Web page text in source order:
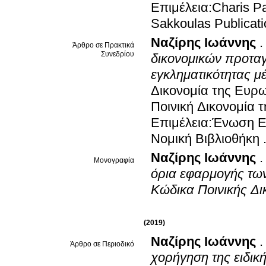
Επιμέλεια:Charis
Sakkoulas
Άρθρο σε Πρακτικά
Συνεδρίου
Ναζίρης Ιωάννης .
δικονομικών
εγκληματικότητας
Δικονομία της
Ποινική
Επιμέλεια:Ένωση
Νομική Βιβλιοθήκη
Μονογραφία Ναζίρης Ιωάννης .
όρια εφαρμογής
Κώδικα Ποινικής
(2019)
Άρθρο σε Περιοδικό Ναζίρης Ιωάννης .
χορήγηση της